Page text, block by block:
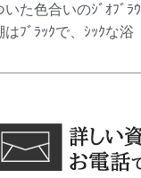
た色合いのｼﾞｵﾌﾞﾗｳ
はﾌﾞﾗｯｸで、ｼｯｸな浴